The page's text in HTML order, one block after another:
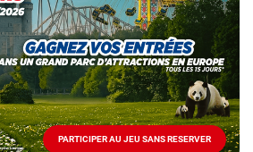
PARTICIPER AU JEU SANS RESERVER
PARTICIPER